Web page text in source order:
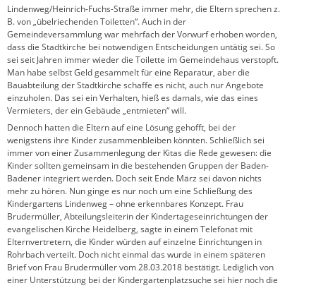
Lindenweg/Heinrich-Fuchs-Straße immer mehr, die Eltern sprechen z.
B. von „übelriechenden Toiletten“. Auch in der
Gemeindeversammlung war mehrfach der Vorwurf erhoben worden,
dass die Stadtkirche bei notwendigen Entscheidungen untätig sei. So
sei seit Jahren immer wieder die Toilette im Gemeindehaus verstopft.
Man habe selbst Geld gesammelt für eine Reparatur, aber die
Bauabteilung der Stadtkirche schaffe es nicht, auch nur Angebote
einzuholen. Das sei ein Verhalten, hieß es damals, wie das eines
Vermieters, der ein Gebäude „entmieten“ will.
Dennoch hatten die Eltern auf eine Lösung gehofft, bei der
wenigstens ihre Kinder zusammenbleiben könnten. Schließlich sei
immer von einer Zusammenlegung der Kitas die Rede gewesen: die
Kinder sollten gemeinsam in die bestehenden Gruppen der Baden-
Badener integriert werden. Doch seit Ende März sei davon nichts
mehr zu hören. Nun ginge es nur noch um eine Schließung des
Kindergartens Lindenweg – ohne erkennbares Konzept. Frau
Brudermüller, Abteilungsleiterin der Kindertageseinrichtungen der
evangelischen Kirche Heidelberg, sagte in einem Telefonat mit
Elternvertretern, die Kinder würden auf einzelne Einrichtungen in
Rohrbach verteilt. Doch nicht einmal das wurde in einem späteren
Brief von Frau Brudermüller vom 28.03.2018 bestätigt. Lediglich von
einer Unterstützung bei der Kindergartenplatzsuche sei hier noch die